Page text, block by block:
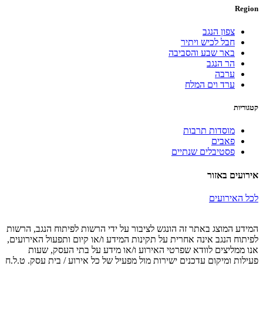
Region
צפון הנגב
חבל לכיש ויתיר
באר שבע והסביבה
הר הנגב
ערבה
ערד וים המלח
קטגוריות
מוסדות תרבות
פאבים
פסטיבלים שנתיים
אירועים באזור
לכל האירועים
המידע המוצג באתר זה הונגש לציבור על ידי הרשות לפיתוח הנגב, הרשות
לפיתוח הנגב אינה אחרית על תקינות המידע ו/או קיום ותפעול האירועים,
אנו ממליצים לוודא שפרטי האירוע ו/או מידע על בתי העסק, שעות
פעילות ומיקום עדכנים ישירות מול מפעיל של כל אירוע / בית עסק. ט.ל.ח